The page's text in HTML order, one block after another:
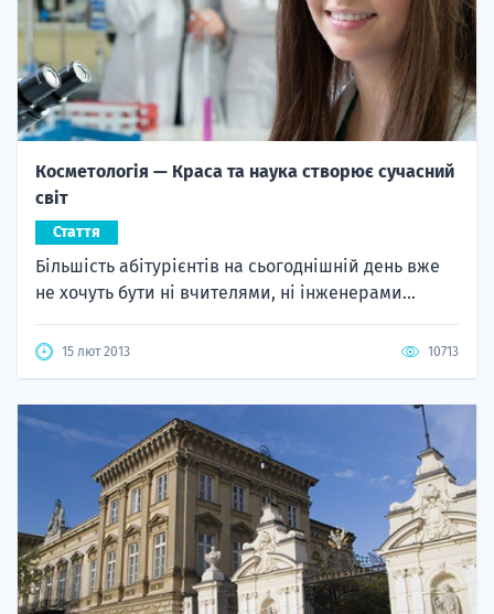
Косметологія — Краса та наука створює сучасний
світ
Стаття
Більшість абітурієнтів на сьогоднішній день вже
не хочуть бути ні вчителями, ні інженерами...
15 лют 2013 10713